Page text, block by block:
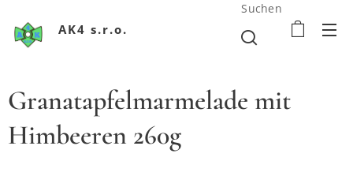
AK4 s.r.o.
Suchen
Granatapfelmarmelade mit
Himbeeren 260g